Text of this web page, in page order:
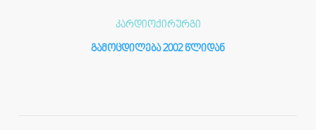
კარდიოქირურგი
გამოცდილება 2002 წლიდან